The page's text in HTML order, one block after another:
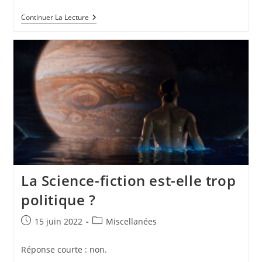
Continuer La Lecture
La Science-fiction est-elle trop
politique ?
15 juin 2022 Miscellanées
Réponse courte : non.